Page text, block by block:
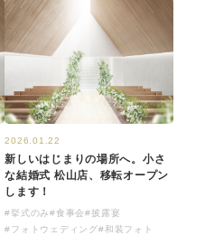
2026.01.22
新しいはじまりの場所へ。小さ
な結婚式 松山店、移転オープン
します！
#挙式のみ#食事会#披露宴
#フォトウェディング#和装フォト